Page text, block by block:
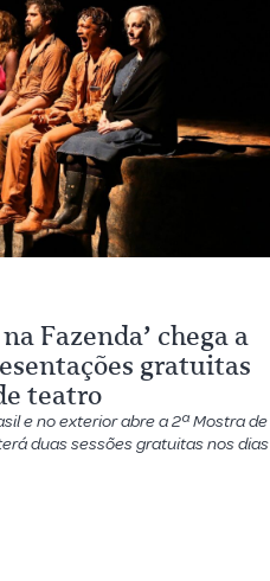
Fazenda’ chega a
gratuitas
teatro
e no exterior abre a 2ª Mostra de
duas sessões gratuitas nos dias